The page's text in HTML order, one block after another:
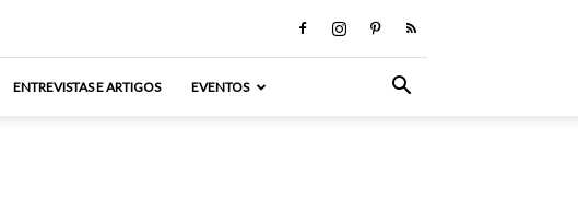
ENTREVISTAS E ARTIGOS EVENTOS